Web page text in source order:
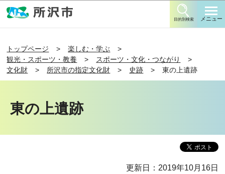
目的別検索 メニュー
トップページ
楽しむ・学ぶ
観光・スポーツ・教養
スポーツ・文化・つながり
文化財
所沢市の指定文化財 史跡 東の上遺跡
東の上遺跡
更新日：2019年10月16日